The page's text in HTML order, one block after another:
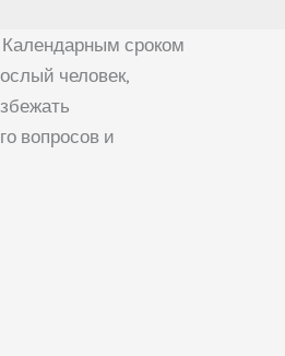
Календарным сроком
человек,
вопросов и